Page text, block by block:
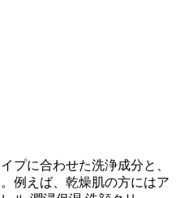
プに合わせた洗浄成分と、
例えば、乾燥肌の方にはア